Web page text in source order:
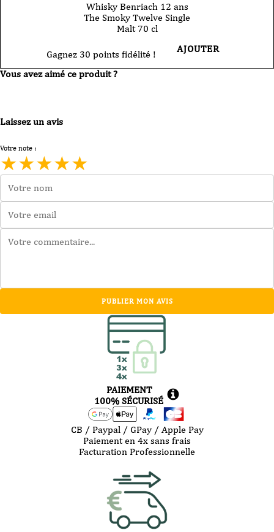
Whisky Benriach 12 ans
The Smoky Twelve Single
Malt 70 cl
Gagnez 30 points fidélité ! AJOUTER
Vous avez aimé ce produit ?
Laissez un avis
Votre note :
★★★★★
PUBLIER MON AVIS
PAIEMENT
100% SÉCURISÉ
CB / Paypal / GPay / Apple Pay
Paiement en 4x sans frais
Facturation Professionnelle